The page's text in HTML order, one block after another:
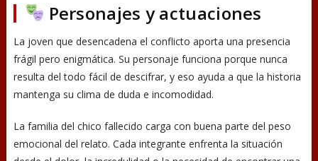
Personajes y actuaciones
La joven que desencadena el conflicto aporta una presencia
frágil pero enigmática. Su personaje funciona porque nunca
resulta del todo fácil de descifrar, y eso ayuda a que la historia
mantenga su clima de duda e incomodidad.
La familia del chico fallecido carga con buena parte del peso
emocional del relato. Cada integrante enfrenta la situación